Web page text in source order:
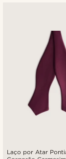
Laço por Atar